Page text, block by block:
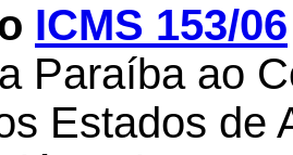
ICMS 153/06
Paraíba ao
Estados de